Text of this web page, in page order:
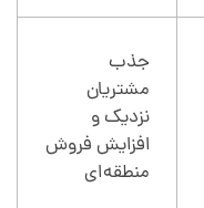
جذب
مشتریان
نزدیک و
افزایش فروش
منطقه‌ای